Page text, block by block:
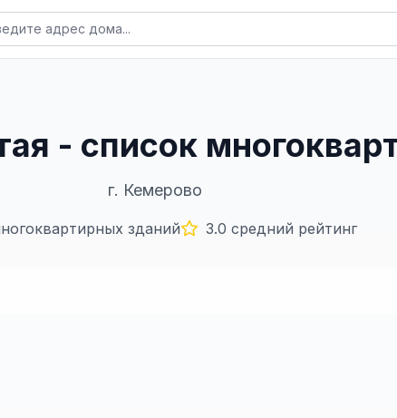
- список
г. Кемерово
зданий 3.0 средний рейтинг